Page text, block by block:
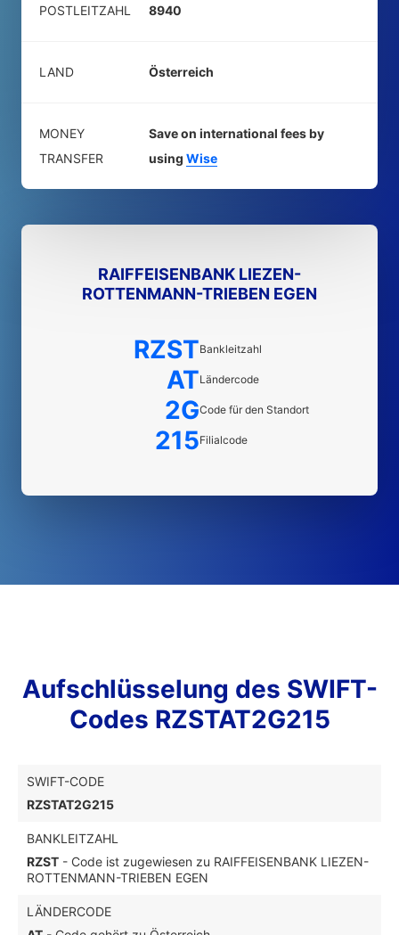
POSTLEITZAHL 8940
LAND Österreich
MONEY
TRANSFER
Save on international fees by
using Wise
RAIFFEISENBANK LIEZEN-
ROTTENMANN-TRIEBEN EGEN
RZSTBankleitzahl
ATLändercode
2GCode für den Standort
215Filialcode
Aufschlüsselung des SWIFT-
Codes RZSTAT2G215
SWIFT-CODE
RZSTAT2G215
BANKLEITZAHL
RZST - Code ist zugewiesen zu RAIFFEISENBANK LIEZEN-
ROTTENMANN-TRIEBEN EGEN
LÄNDERCODE